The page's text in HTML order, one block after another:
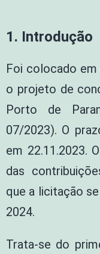
1. Introdução
Foi colocado em
o projeto de
Porto de
07/2023). O
em 22.11.2023.
das
que a licitação
2024.
Trata-se do